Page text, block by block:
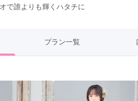
中国
広島県(87) 岡山県(69)
で誰よりも輝くハタチに
プラン一覧